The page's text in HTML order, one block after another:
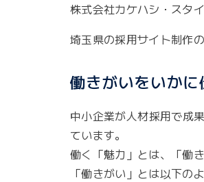
株式会社カケハシ・スタ
埼玉県の採用サイト制作
働きがいをいかに
中小企業が人材採用で成
ています。
働く「魅力」とは、「働
「働きがい」とは以下の